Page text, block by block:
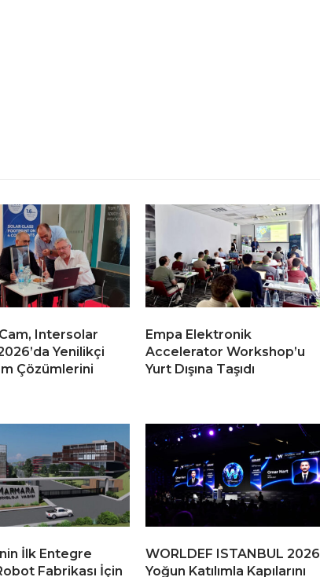
Intersolar
Yenilikçi
Çözümlerini
Empa Elektronik
Accelerator Workshop’u
Yurt Dışına Taşıdı
İlk Entegre
Fabrikası İçin
WORLDEF ISTANBUL 2026
Yoğun Katılımla Kapılarını